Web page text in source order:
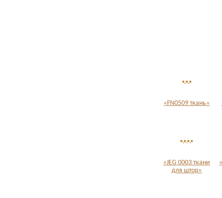
«FN0509 ткань»
«JEG 0003 ткани
для штор»